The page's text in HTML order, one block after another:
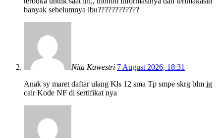
banyak sebelumnya ibu????????????
Nita Kawestri 7 August 2026, 18:31
Anak sy maret daftar ulang Kls 12 sma Tp smpe skrg blm jg
cair Kode NF di sertifikat nya